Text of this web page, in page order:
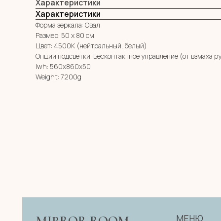
Характеристики
Характеристики
Форма зеркала: Овал
Размер: 50 х 80 см
Цвет: 4500К (нейтральный, белый)
Опции подсветки: Бесконтактное управление (от взмаха
lwh: 560x860x50
Weight: 7200g
Адрес: 350037, г. Краснодар,